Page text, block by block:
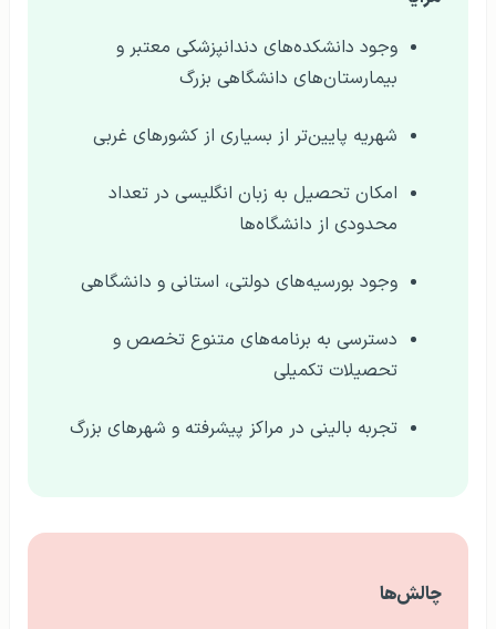
وجود دانشکده‌های دندانپزشکی معتبر و
بیمارستان‌های دانشگاهی بزرگ
شهریه پایین‌تر از بسیاری از کشورهای غربی
امکان تحصیل به زبان انگلیسی در تعداد
محدودی از دانشگاه‌ها
وجود بورسیه‌های دولتی، استانی و دانشگاهی
دسترسی به برنامه‌های متنوع تخصص و
تحصیلات تکمیلی
تجربه بالینی در مراکز پیشرفته و شهرهای بزرگ
چالش‌ها